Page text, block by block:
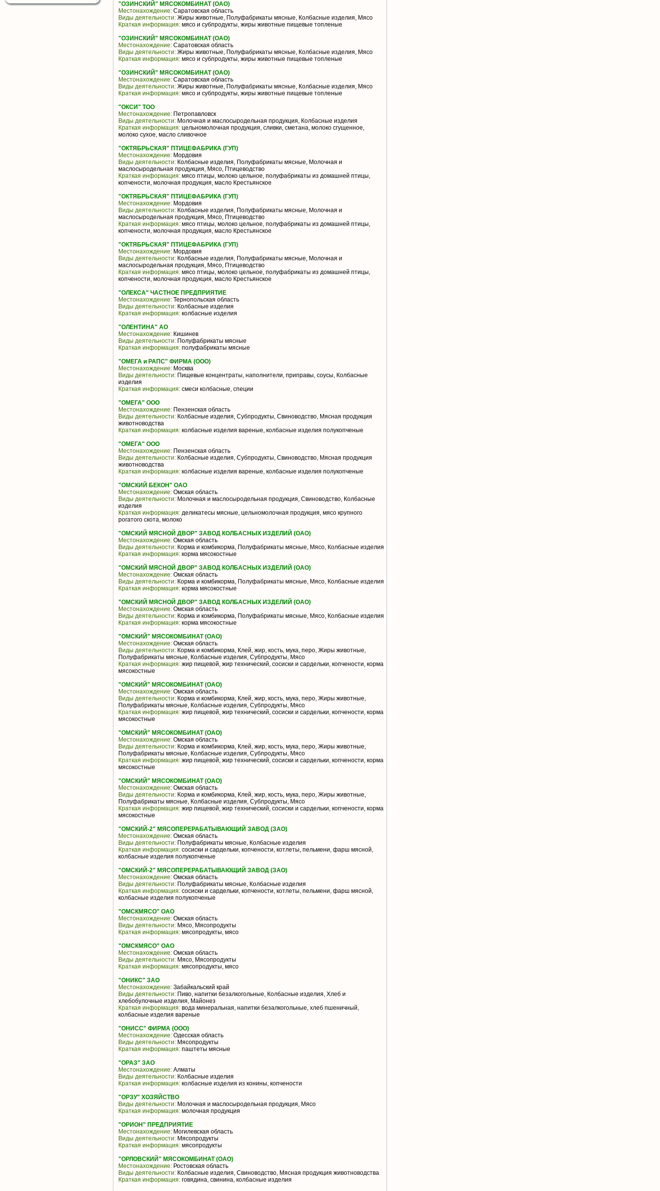
"ОЗИНСКИЙ" МЯСОКОМБИНАТ (ОАО)
Местонахождение: Саратовская область
Виды деятельности: Жиры животные, Полуфабрикаты мясные, Колбасные изделия, Мясо
Краткая информация: мясо и субпродукты, жиры животные пищевые топленые
"ОЗИНСКИЙ" МЯСОКОМБИНАТ (ОАО)
Местонахождение: Саратовская область
Виды деятельности: Жиры животные, Полуфабрикаты мясные, Колбасные изделия, Мясо
Краткая информация: мясо и субпродукты, жиры животные пищевые топленые
"ОЗИНСКИЙ" МЯСОКОМБИНАТ (ОАО)
Местонахождение: Саратовская область
Виды деятельности: Жиры животные, Полуфабрикаты мясные, Колбасные изделия, Мясо
Краткая информация: мясо и субпродукты, жиры животные пищевые топленые
"ОКСИ" ТОО
Местонахождение: Петропавловск
Виды деятельности: Молочная и маслосыродельная продукция, Колбасные изделия
Краткая информация: цельномолочная продукция, сливки, сметана, молоко сгущенное,
молоко сухое, масло сливочное
"ОКТЯБРЬСКАЯ" ПТИЦЕФАБРИКА (ГУП)
Местонахождение: Мордовия
Виды деятельности: Колбасные изделия, Полуфабрикаты мясные, Молочная и
маслосыродельная продукция, Мясо, Птицеводство
Краткая информация: мясо птицы, молоко цельное, полуфабрикаты из домашней птицы,
копчености, молочная продукция, масло Крестьянское
"ОКТЯБРЬСКАЯ" ПТИЦЕФАБРИКА (ГУП)
Местонахождение: Мордовия
Виды деятельности: Колбасные изделия, Полуфабрикаты мясные, Молочная и
маслосыродельная продукция, Мясо, Птицеводство
Краткая информация: мясо птицы, молоко цельное, полуфабрикаты из домашней птицы,
копчености, молочная продукция, масло Крестьянское
"ОКТЯБРЬСКАЯ" ПТИЦЕФАБРИКА (ГУП)
Местонахождение: Мордовия
Виды деятельности: Колбасные изделия, Полуфабрикаты мясные, Молочная и
маслосыродельная продукция, Мясо, Птицеводство
Краткая информация: мясо птицы, молоко цельное, полуфабрикаты из домашней птицы,
копчености, молочная продукция, масло Крестьянское
"ОЛЕКСА" ЧАСТНОЕ ПРЕДПРИЯТИЕ
Местонахождение: Тернопольская область
Виды деятельности: Колбасные изделия
Краткая информация: колбасные изделия
"ОЛЕНТИНА" АО
Местонахождение: Кишинев
Виды деятельности: Полуфабрикаты мясные
Краткая информация: полуфабрикаты мясные
"ОМЕГА и РАПС" ФИРМА (ООО)
Местонахождение: Москва
Виды деятельности: Пищевые концентраты, наполнители, приправы, соусы, Колбасные
изделия
Краткая информация: смеси колбасные, специи
"ОМЕГА" ООО
Местонахождение: Пензенская область
Виды деятельности: Колбасные изделия, Субпродукты, Свиноводство, Мясная продукция
животноводства
Краткая информация: колбасные изделия вареные, колбасные изделия полукопченые
"ОМЕГА" ООО
Местонахождение: Пензенская область
Виды деятельности: Колбасные изделия, Субпродукты, Свиноводство, Мясная продукция
животноводства
Краткая информация: колбасные изделия вареные, колбасные изделия полукопченые
"ОМСКИЙ БЕКОН" ОАО
Местонахождение: Омская область
Виды деятельности: Молочная и маслосыродельная продукция, Свиноводство, Колбасные
изделия
Краткая информация: деликатесы мясные, цельномолочная продукция, мясо крупного
рогатого скота, молоко
"ОМСКИЙ МЯСНОЙ ДВОР" ЗАВОД КОЛБАСНЫХ ИЗДЕЛИЙ (ОАО)
Местонахождение: Омская область
Виды деятельности: Корма и комбикорма, Полуфабрикаты мясные, Мясо, Колбасные изделия
Краткая информация: корма мясокостные
"ОМСКИЙ МЯСНОЙ ДВОР" ЗАВОД КОЛБАСНЫХ ИЗДЕЛИЙ (ОАО)
Местонахождение: Омская область
Виды деятельности: Корма и комбикорма, Полуфабрикаты мясные, Мясо, Колбасные изделия
Краткая информация: корма мясокостные
"ОМСКИЙ МЯСНОЙ ДВОР" ЗАВОД КОЛБАСНЫХ ИЗДЕЛИЙ (ОАО)
Местонахождение: Омская область
Виды деятельности: Корма и комбикорма, Полуфабрикаты мясные, Мясо, Колбасные изделия
Краткая информация: корма мясокостные
"ОМСКИЙ" МЯСОКОМБИНАТ (ОАО)
Местонахождение: Омская область
Виды деятельности: Корма и комбикорма, Клей, жир, кость, мука, перо, Жиры животные,
Полуфабрикаты мясные, Колбасные изделия, Субпродукты, Мясо
Краткая информация: жир пищевой, жир технический, сосиски и сардельки, копчености, корма
мясокостные
"ОМСКИЙ" МЯСОКОМБИНАТ (ОАО)
Местонахождение: Омская область
Виды деятельности: Корма и комбикорма, Клей, жир, кость, мука, перо, Жиры животные,
Полуфабрикаты мясные, Колбасные изделия, Субпродукты, Мясо
Краткая информация: жир пищевой, жир технический, сосиски и сардельки, копчености, корма
мясокостные
"ОМСКИЙ" МЯСОКОМБИНАТ (ОАО)
Местонахождение: Омская область
Виды деятельности: Корма и комбикорма, Клей, жир, кость, мука, перо, Жиры животные,
Полуфабрикаты мясные, Колбасные изделия, Субпродукты, Мясо
Краткая информация: жир пищевой, жир технический, сосиски и сардельки, копчености, корма
мясокостные
"ОМСКИЙ" МЯСОКОМБИНАТ (ОАО)
Местонахождение: Омская область
Виды деятельности: Корма и комбикорма, Клей, жир, кость, мука, перо, Жиры животные,
Полуфабрикаты мясные, Колбасные изделия, Субпродукты, Мясо
Краткая информация: жир пищевой, жир технический, сосиски и сардельки, копчености, корма
мясокостные
"ОМСКИЙ-2" МЯСОПЕРЕРАБАТЫВАЮЩИЙ ЗАВОД (ЗАО)
Местонахождение: Омская область
Виды деятельности: Полуфабрикаты мясные, Колбасные изделия
Краткая информация: сосиски и сардельки, копчености, котлеты, пельмени, фарш мясной,
колбасные изделия полукопченые
"ОМСКИЙ-2" МЯСОПЕРЕРАБАТЫВАЮЩИЙ ЗАВОД (ЗАО)
Местонахождение: Омская область
Виды деятельности: Полуфабрикаты мясные, Колбасные изделия
Краткая информация: сосиски и сардельки, копчености, котлеты, пельмени, фарш мясной,
колбасные изделия полукопченые
"ОМСКМЯСО" ОАО
Местонахождение: Омская область
Виды деятельности: Мясо, Мясопродукты
Краткая информация: мясопродукты, мясо
"ОМСКМЯСО" ОАО
Местонахождение: Омская область
Виды деятельности: Мясо, Мясопродукты
Краткая информация: мясопродукты, мясо
"ОНИКС" ЗАО
Местонахождение: Забайкальский край
Виды деятельности: Пиво, напитки безалкогольные, Колбасные изделия, Хлеб и
хлебобулочные изделия, Майонез
Краткая информация: вода минеральная, напитки безалкогольные, хлеб пшеничный,
колбасные изделия вареные
"ОНИСС" ФИРМА (ООО)
Местонахождение: Одесская область
Виды деятельности: Мясопродукты
Краткая информация: паштеты мясные
"ОРАЗ" ЗАО
Местонахождение: Алматы
Виды деятельности: Колбасные изделия
Краткая информация: колбасные изделия из конины, копчености
"ОРЗУ" ХОЗЯЙСТВО
Виды деятельности: Молочная и маслосыродельная продукция, Мясо
Краткая информация: молочная продукция
"ОРИОН" ПРЕДПРИЯТИЕ
Местонахождение: Могилевская область
Виды деятельности: Мясопродукты
Краткая информация: мясопродукты
"ОРЛОВСКИЙ" МЯСОКОМБИНАТ (ОАО)
Местонахождение: Ростовская область
Виды деятельности: Колбасные изделия, Свиноводство, Мясная продукция животноводства
Краткая информация: говядина, свинина, колбасные изделия